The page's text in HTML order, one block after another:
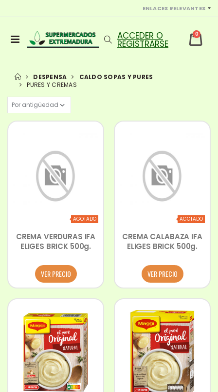
ENLACES RELEVANTES
0
DESPENSA
CALDO SOPAS Y PURES
PURES Y CREMAS
AGOTADO
CREMA VERDURAS IFA
ELIGES BRICK 500g.
VER PRECIO
AGOTADO
CREMA CALABAZA IFA
ELIGES BRICK 500g.
VER PRECIO